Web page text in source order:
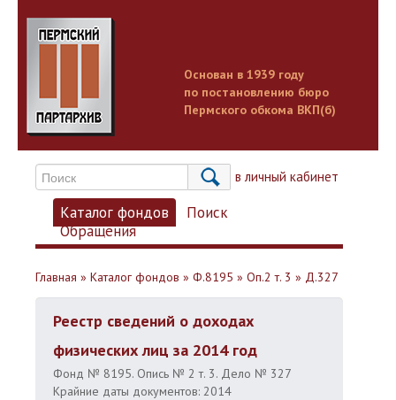
Основан в 1939 году
по постановлению бюро
Пермского обкома ВКП(б)
Вход в личный кабинет
Каталог фондов
Поиск
Обращения
Главная » Каталог фондов » Ф.8195 » Оп.2 т. 3 » Д.327
Реестр сведений о доходах
физических лиц за 2014 год
Фонд № 8195. Опись № 2 т. 3. Дело № 327
Крайние даты документов: 2014